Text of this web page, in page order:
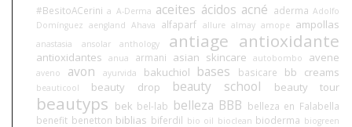
#BesitoACerini a A-Derma aceites ácidos acné aderma Adolfo
Domínguez aengland Ahava alfaparf allure almay amope ampollas
anastasia ansolar anthology antiage antioxidante
antioxidantes anua armani asian skincare autobombo avene
aveno avon ayurvida bakuchiol bases basicare bb creams
beauticool beauty drop beauty school beauty tour
beautyps bek bel-lab belleza BBB belleza en Falabella
benefit benetton biblias biferdil bio oil bioclean bioderma biogreen